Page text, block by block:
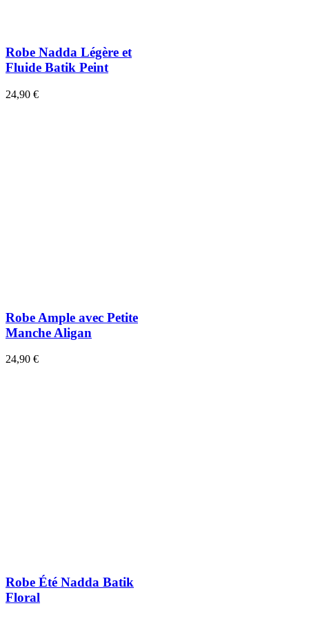
Robe Nadda Légère et
Fluide Batik Peint
24,90 €
Robe Ample avec Petite
Manche Aligan
24,90 €
Robe Été Nadda Batik
Floral